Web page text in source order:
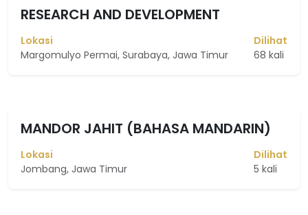
RESEARCH AND DEVELOPMENT
Lokasi
Margomulyo Permai, Surabaya, Jawa Timur
Dilihat
68 kali
MANDOR JAHIT (BAHASA MANDARIN)
Lokasi
Jombang, Jawa Timur
Dilihat
5 kali